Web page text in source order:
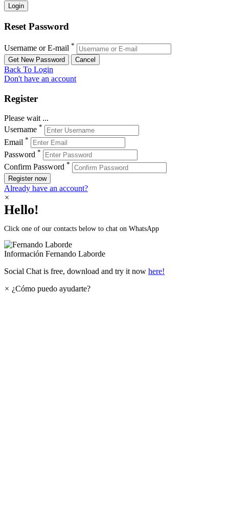
Reset Password
Username or E-mail *
Back To Login
Don't have an account
Register
Please wait ...
Username *
Email *
Password *
Confirm Password *
Register now
Already have an account?
×
Hello!
Click one of our contacts below to chat on WhatsApp
Información Fernando Laborde
Social Chat is free, download and try it now here!
× ¿Cómo puedo ayudarte?